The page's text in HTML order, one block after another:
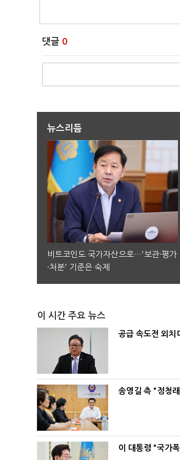
댓글 0
뉴스리듬
비트코인도 국가자산으로…'보관·평가
·처분' 기준은 숙제
이 시간 주요 뉴스
공급 속도전 외
송영길 측 "정청
이 대통령 "국가